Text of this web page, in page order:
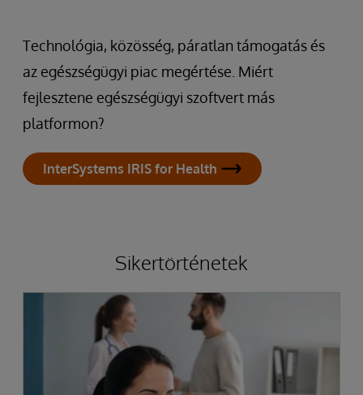
Technológia, közösség, páratlan támogatás és
az egészségügyi piac megértése. Miért
fejlesztene egészségügyi szoftvert más
platformon?
InterSystems IRIS for Health
Sikertörténetek